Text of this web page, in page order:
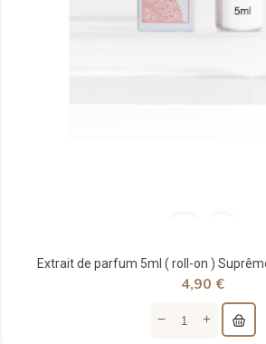
Extrait de parfum 5ml ( roll-on )
4,90 €